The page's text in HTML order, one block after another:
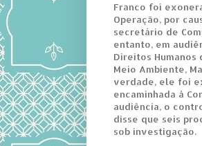
Franco foi
Operação, por
secretário de
entanto, em
Direitos Humanos
Meio Ambiente,
verdade, ele foi
encaminhada à
audiência, o
disse que seis
sob investigação.